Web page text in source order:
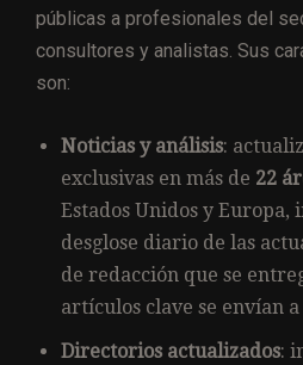
públicas a profesionales del
consultores y analistas. Sus
son:
Noticias y análisis:
exclusivas en más de 22
Estados Unidos y Europa,
desglose diario de las
de redacción que se
artículos clave se envían
Directorios actualizados: